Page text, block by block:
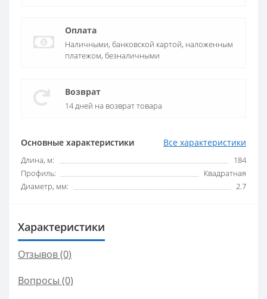
Основные характеристики Все характеристики
Длина, м:
184
Профиль:
Квадратная
Диаметр, мм:
2.7
Оплата
Наличными, банковской картой, наложенным
платежом, безналичными
Возврат
14 дней на возврат товара
Характеристики
Отзывов (0)
Вопросы (0)